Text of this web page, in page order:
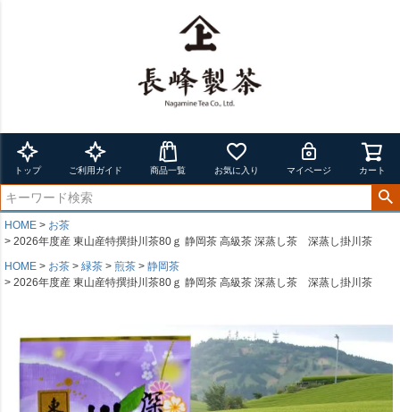
トップ ご利用ガイド 商品一覧 お気に入り マイページ カート
HOME
お茶
2026年度産 東山産特撰掛川茶80ｇ 静岡茶 高級茶 深蒸し茶 深蒸し掛川茶
HOME
お茶 緑茶 煎茶
静岡茶
2026年度産 東山産特撰掛川茶80ｇ 静岡茶 高級茶 深蒸し茶 深蒸し掛川茶